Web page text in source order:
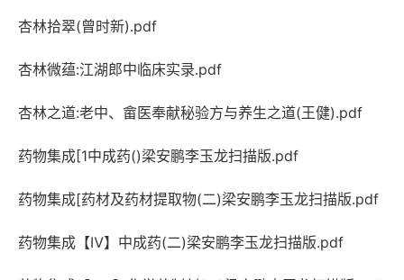
杏林拾翠(曾时新).pdf
杏林微蕴:江湖郎中临床实录.pdf
杏林之道:老中、畲医奉献秘验方与养生之道(王健).pdf
药物集成[1中成药()梁安鹏李玉龙扫描版.pdf
药物集成[药材及药材提取物(二)梁安鹏李玉龙扫描版.pdf
药物集成【Ⅳ】中成药(二)梁安鹏李玉龙扫描版.pdf